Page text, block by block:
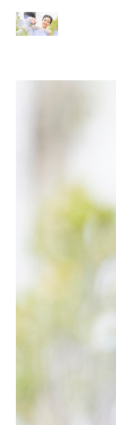
当所の特徴
サービス&料金
会社概要